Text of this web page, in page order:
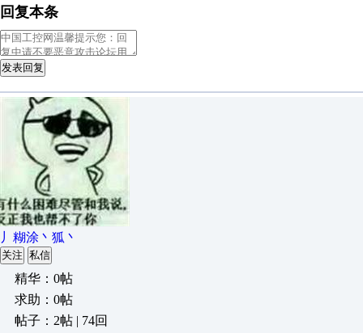
回复本条
发表回复
丿糊涂丶狐丶
关注 私信
精华：0帖
求助：0帖
帖子：2帖 | 74回